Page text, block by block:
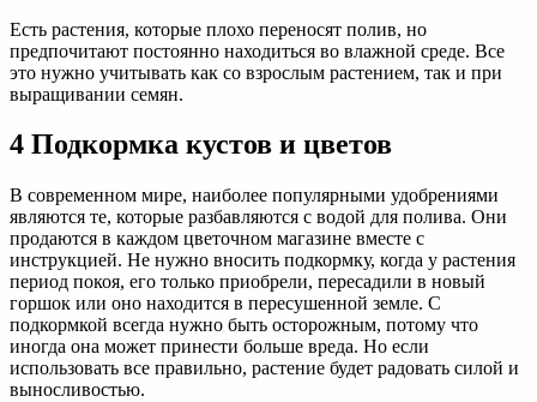
Есть растения, которые плохо переносят полив, но
предпочитают постоянно находиться во влажной среде. Все
это нужно учитывать как со взрослым растением, так и при
выращивании семян.
4 Подкормка кустов и цветов
В современном мире, наиболее популярными удобрениями
являются те, которые разбавляются с водой для полива. Они
продаются в каждом цветочном магазине вместе с
инструкцией. Не нужно вносить подкормку, когда у растения
период покоя, его только приобрели, пересадили в новый
горшок или оно находится в пересушенной земле. С
подкормкой всегда нужно быть осторожным, потому что
иногда она может принести больше вреда. Но если
использовать все правильно, растение будет радовать силой и
выносливостью.